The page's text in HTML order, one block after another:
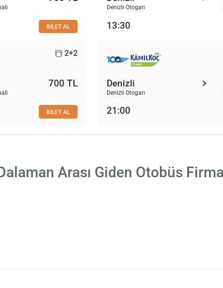
BİLET AL
Denizli Otogarı
13:30
2+2
700 TL
BİLET AL
Denizli
Denizli Otogarı
21:00
Arası Giden Otobüs